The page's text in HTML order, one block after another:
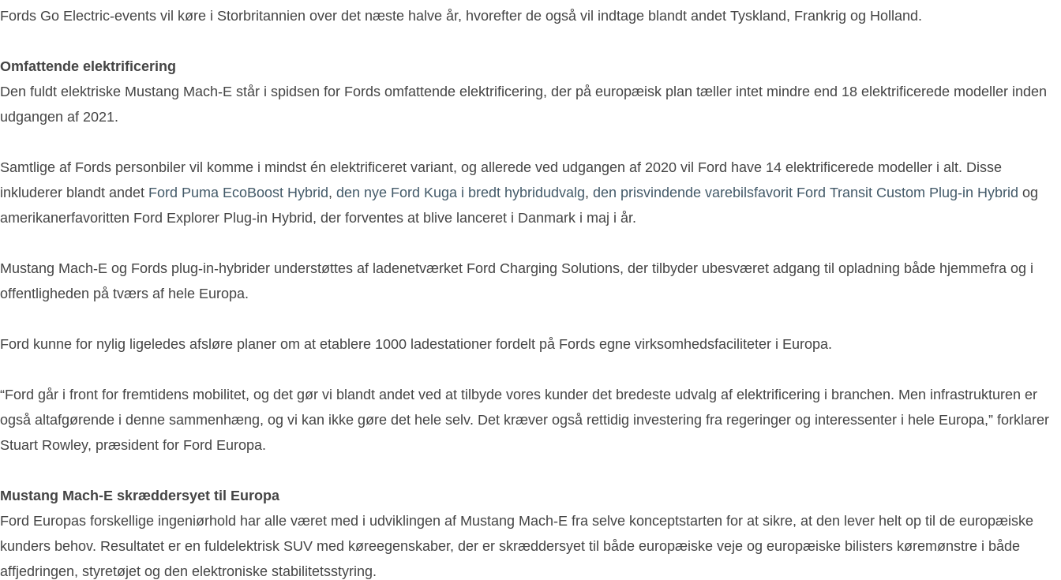
Fords Go Electric-events vil køre i Storbritannien over det næste halve år, hvorefter de også vil indtage blandt andet Tyskland, Frankrig og Holland.
Omfattende elektrificering
Den fuldt elektriske Mustang Mach-E står i spidsen for Fords omfattende elektrificering, der på europæisk plan tæller intet mindre end 18 elektrificerede modeller inden
udgangen af 2021.
Samtlige af Fords personbiler vil komme i mindst én elektrificeret variant, og allerede ved udgangen af 2020 vil Ford have 14 elektrificerede modeller i alt. Disse
inkluderer blandt andet Ford Puma EcoBoost Hybrid, den nye Ford Kuga i bredt hybridudvalg, den prisvindende varebilsfavorit Ford Transit Custom Plug-in Hybrid og
amerikanerfavoritten Ford Explorer Plug-in Hybrid, der forventes at blive lanceret i Danmark i maj i år.
Mustang Mach-E og Fords plug-in-hybrider understøttes af ladenetværket Ford Charging Solutions, der tilbyder ubesværet adgang til opladning både hjemmefra og i
offentligheden på tværs af hele Europa.
Ford kunne for nylig ligeledes afsløre planer om at etablere 1000 ladestationer fordelt på Fords egne virksomhedsfaciliteter i Europa.
“Ford går i front for fremtidens mobilitet, og det gør vi blandt andet ved at tilbyde vores kunder det bredeste udvalg af elektrificering i branchen. Men infrastrukturen er
også altafgørende i denne sammenhæng, og vi kan ikke gøre det hele selv. Det kræver også rettidig investering fra regeringer og interessenter i hele Europa,” forklarer
Stuart Rowley, præsident for Ford Europa.
Mustang Mach-E skræddersyet til Europa
Ford Europas forskellige ingeniørhold har alle været med i udviklingen af Mustang Mach-E fra selve konceptstarten for at sikre, at den lever helt op til de europæiske
kunders behov. Resultatet er en fuldelektrisk SUV med køreegenskaber, der er skræddersyet til både europæiske veje og europæiske bilisters køremønstre i både
affjedringen, styretøjet og den elektroniske stabilitetsstyring.